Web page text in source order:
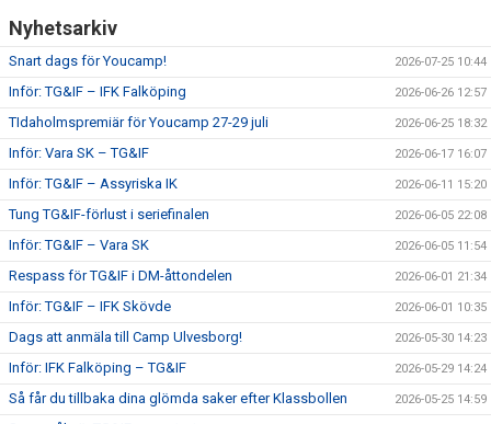
Nyhetsarkiv
Snart dags för Youcamp! 2026-07-25 10:44
Inför: TG&IF – IFK Falköping 2026-06-26 12:57
TIdaholmspremiär för Youcamp 27-29 juli 2026-06-25 18:32
Inför: Vara SK – TG&IF 2026-06-17 16:07
Inför: TG&IF – Assyriska IK 2026-06-11 15:20
Tung TG&IF-förlust i seriefinalen 2026-06-05 22:08
Inför: TG&IF – Vara SK 2026-06-05 11:54
Respass för TG&IF i DM-åttondelen 2026-06-01 21:34
Inför: TG&IF – IFK Skövde 2026-06-01 10:35
Dags att anmäla till Camp Ulvesborg! 2026-05-30 14:23
Inför: IFK Falköping – TG&IF 2026-05-29 14:24
Så får du tillbaka dina glömda saker efter Klassbollen 2026-05-25 14:59